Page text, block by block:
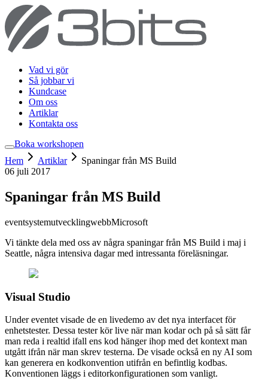
Vad vi gör
Så jobbar vi
Kundcase
Om oss
Artiklar
Kontakta oss
Boka workshopen
Hem
Artiklar
Spaningar från MS Build
06 juli 2017
Spaningar från MS Build
eventsystemutvecklingwebbMicrosoft
Vi tänkte dela med oss av några spaningar från MS Build i maj i
Seattle, några intensiva dagar med intressanta föreläsningar.
Visual Studio
Under eventet visade de en livedemo av det nya interfacet för
enhetstester. Dessa tester kör live när man kodar och på så sätt får
man reda i realtid ifall ens kod hänger ihop med det kontext man
utgått ifrån när man skrev testerna. De visade också en ny AI som
kan generera en kodkonvention utifrån en befintlig kodbas.
Konventionen läggs i editorkonfigurationen som vanligt.